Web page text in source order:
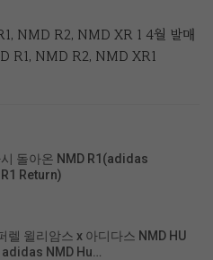
돌아온 NMD R1(adidas
Return)
렐 윌리암스 x 아디다스 NMD HU
NMD Hu…